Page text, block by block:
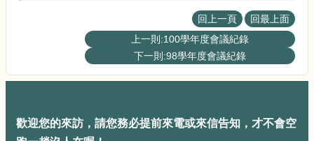
回上一頁
回最上面
上一則:100學年度會議紀錄
下一則:98學年度會議紀錄
歡迎您的來訪，請您務必提前來電或來信告知，才不會空